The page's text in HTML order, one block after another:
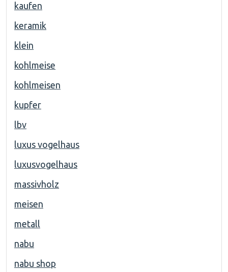
kaufen
keramik
klein
kohlmeise
kohlmeisen
kupfer
lbv
luxus vogelhaus
luxusvogelhaus
massivholz
meisen
metall
nabu
nabu shop